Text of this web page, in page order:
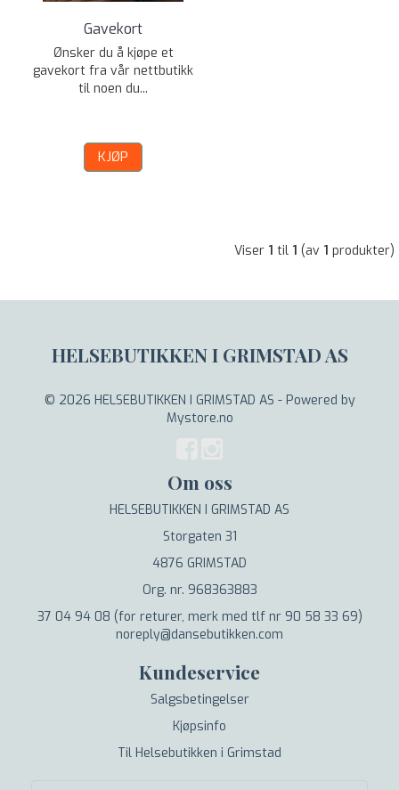
Gavekort
Ønsker du å kjøpe et
gavekort fra vår nettbutikk
til noen du...
KJØP
Viser 1 til 1 (av 1 produkter)
HELSEBUTIKKEN I GRIMSTAD AS
© 2026 HELSEBUTIKKEN I GRIMSTAD AS - Powered by
Mystore.no
Om oss
HELSEBUTIKKEN I GRIMSTAD AS
Storgaten 31
4876 GRIMSTAD
Org. nr. 968363883
37 04 94 08 (for returer, merk med tlf nr 90 58 33 69)
noreply@dansebutikken.com
Kundeservice
Salgsbetingelser
Kjøpsinfo
Til Helsebutikken i Grimstad